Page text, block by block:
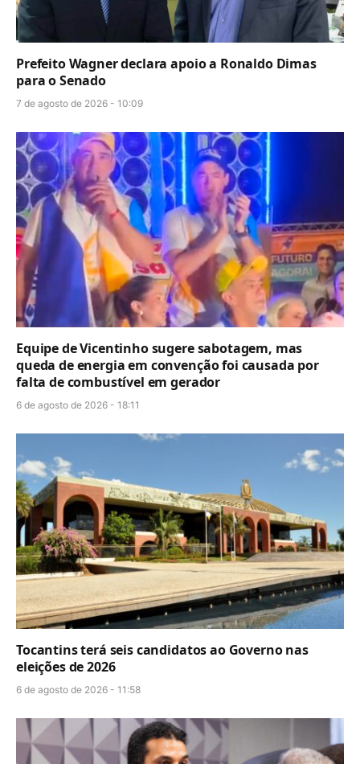
Prefeito Wagner declara apoio a Ronaldo Dimas
para o Senado
7 de agosto de 2026 - 10:09
Equipe de Vicentinho sugere sabotagem, mas
queda de energia em convenção foi causada por
falta de combustível em gerador
6 de agosto de 2026 - 18:11
Tocantins terá seis candidatos ao Governo nas
eleições de 2026
6 de agosto de 2026 - 11:58